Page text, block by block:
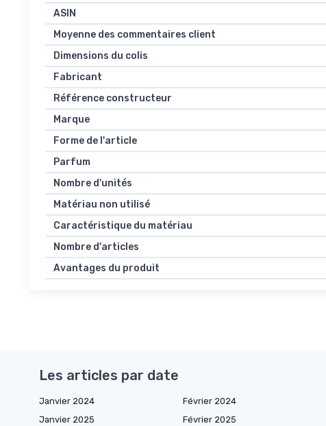
ASIN
Moyenne des commentaires client
Dimensions du colis
Fabricant
Référence constructeur
Marque
Forme de l'article
Parfum
Nombre d'unités
Matériau non utilisé
Caractéristique du matériau
Nombre d'articles
Avantages du produit
Les articles par date
Janvier 2024 Février 2024
Janvier 2025
Février 2025